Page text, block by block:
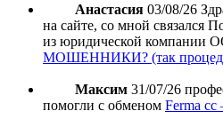
Анастасия 03/08/26
на сайте, со мной связался
из юридической компании
МОШЕННИКИ? (так
Максим 31/07/26
помогли с обменом Ferma